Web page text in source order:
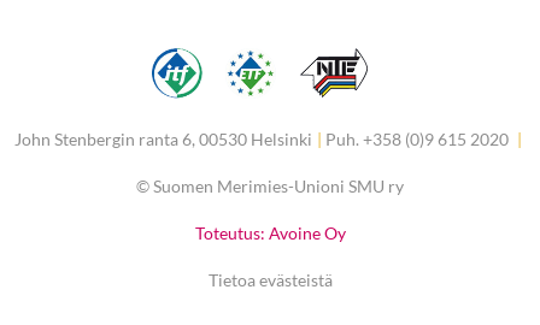
John Stenbergin ranta 6, 00530 Helsinki | Puh. +358 (0)9 615 2020 |
©Suomen Merimies-Unioni SMU ry
Toteutus: Avoine Oy
Tietoa evästeistä